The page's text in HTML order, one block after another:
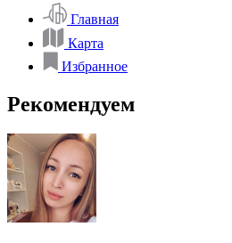
Главная
Карта
Избранное
Рекомендуем